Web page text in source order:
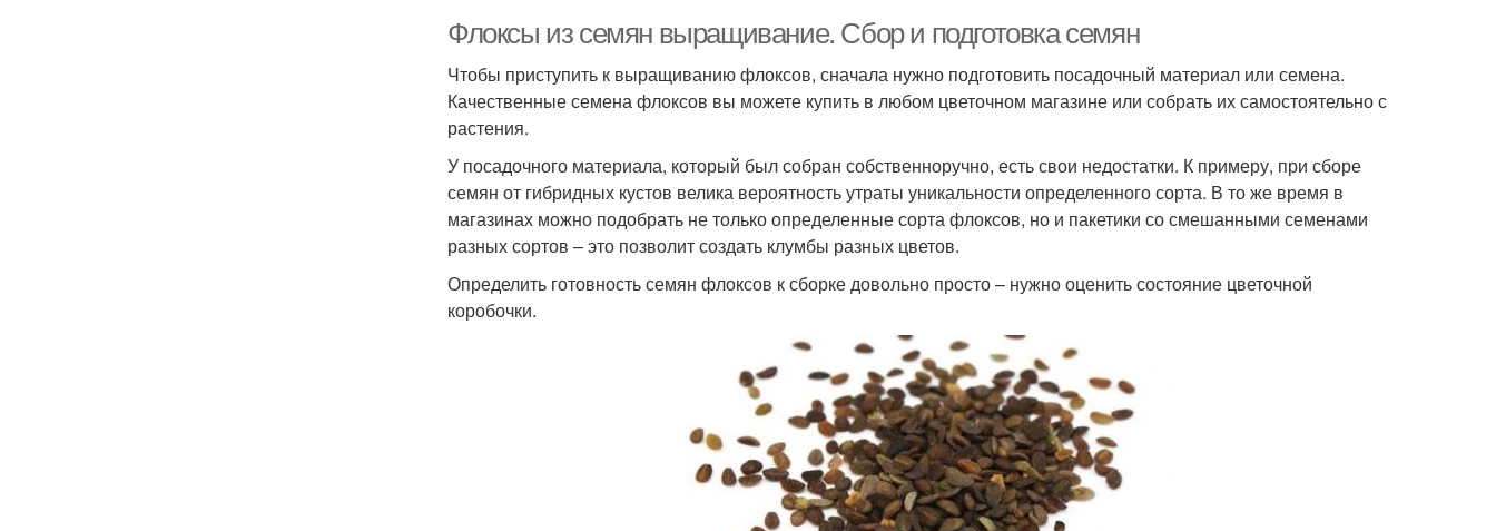
Флоксы из семян выращивание. Сбор и подготовка семян
Чтобы приступить к выращиванию флоксов, сначала нужно подготовить посадочный материал или семена.
Качественные семена флоксов вы можете купить в любом цветочном магазине или собрать их самостоятельно с
растения.
У посадочного материала, который был собран собственноручно, есть свои недостатки. К примеру, при сборе
семян от гибридных кустов велика вероятность утраты уникальности определенного сорта. В то же время в
магазинах можно подобрать не только определенные сорта флоксов, но и пакетики со смешанными семенами
разных сортов – это позволит создать клумбы разных цветов.
Определить готовность семян флоксов к сборке довольно просто – нужно оценить состояние цветочной
коробочки.